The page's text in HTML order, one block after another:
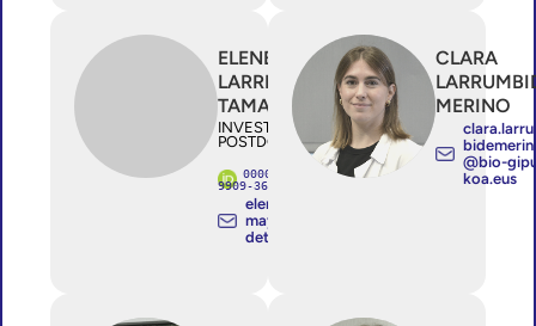
ELENE
LARREA
TAMAYO
INVESTIGADOR/A
POSTDOCTORAL
0000-0001-
9909-3603
elene.larreata
mayo@osaki
detza.eus
CLARA
MERINO
@bio-
koa.eus